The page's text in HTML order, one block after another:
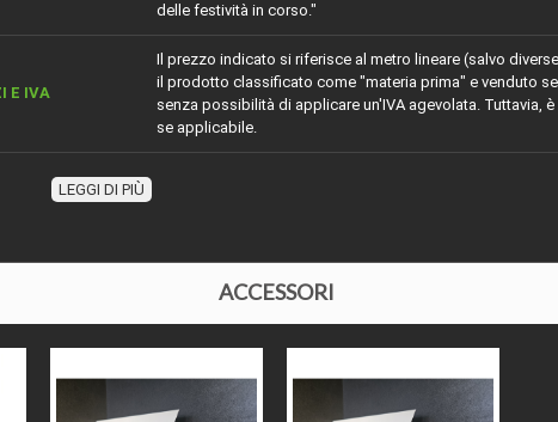
delle festività in corso."
E IVA
Il prezzo indicato si riferisce al metro lineare (salvo
il prodotto classificato come "materia prima" e venduto
senza possibilità di applicare un'IVA agevolata. Tuttavia,
se applicabile.
mm 45 circa
LEGGI DI PIÙ
ACCESSORI